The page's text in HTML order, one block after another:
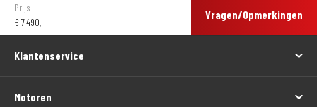
Prijs
€7.490,-
Vragen/Opmerkingen
Klantenservice
Motoren